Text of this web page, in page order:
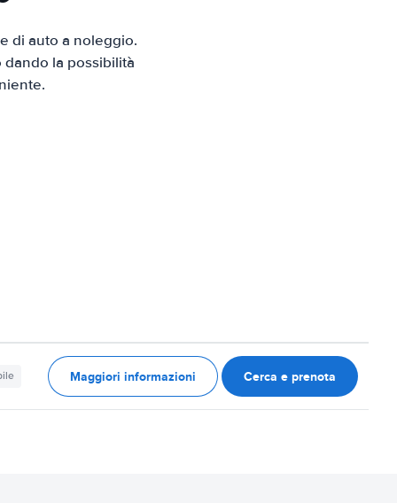
di auto a noleggio.
la possibilità
Maggiori informazioni Cerca e prenota